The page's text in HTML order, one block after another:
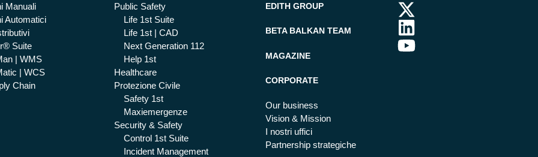
Manuali
Automatici
Suite
| WMS
| WCS
Chain
Public Safety
Life 1st Suite
Life 1st | CAD
Next Generation 112
Help 1st
Healthcare
Protezione Civile
Safety 1st
Maxiemergenze
Security & Safety
Control 1st Suite
Incident Management
EDITH GROUP
BETA BALKAN TEAM
MAGAZINE
CORPORATE
Our business
Vision & Mission
I nostri uffici
Partnership strategiche